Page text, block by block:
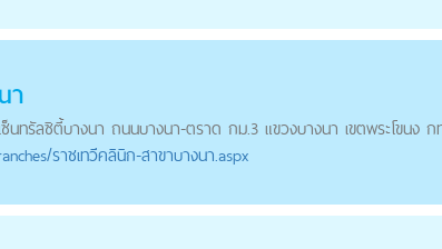
า
ทรัลซิตี้บางนา ถนนบางนา-ตราด กม.3 แขวงบางนา เขตพระโขนง ก
ราชเทวีคลินิก-สาขาบางนา.aspx